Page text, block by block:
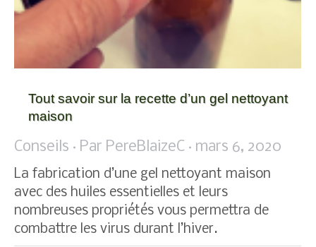
Tout savoir sur la recette d’un gel nettoyant
maison
Conseils Par PereBlaizeC mars 6, 2020
La fabrication d’une gel nettoyant maison
avec des huiles essentielles et leurs
nombreuses propriétés vous permettra de
combattre les virus durant l’hiver.